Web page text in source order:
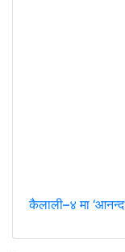
कैलाली–४ मा